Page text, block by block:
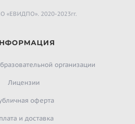
«ЕВИДПО». 2020-2023гг.
организации
Лицензии
оферта
и доставка